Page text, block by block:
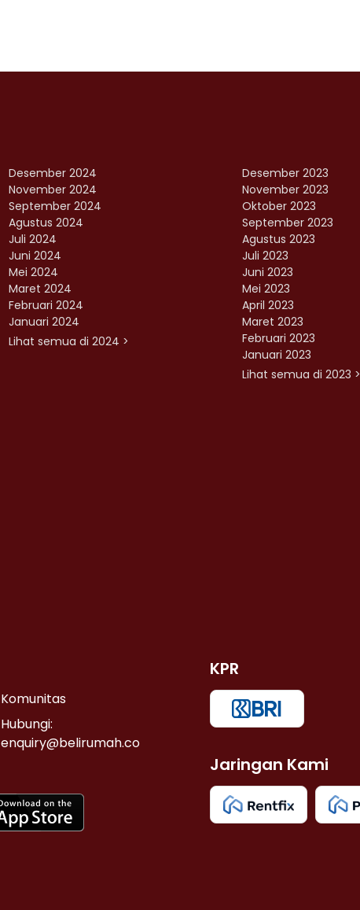
Desember 2024
November 2024
September 2024
Agustus 2024
Juli 2024
Juni 2024
Mei 2024
Maret 2024
Februari 2024
Januari 2024
Lihat semua di 2024 >
Desember 2023
November 2023
Oktober 2023
September 2023
Agustus 2023
Juli 2023
Juni 2023
Mei 2023
April 2023
Maret 2023
Februari 2023
Januari 2023
Lihat semua di 2023 >
Komunitas
Hubungi:
enquiry@belirumah.co
KPR
Jaringan Kami